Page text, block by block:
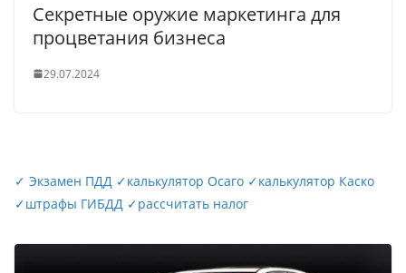
Секретные оружие маркетинга для
процветания бизнеса
29.07.2024
✓ Экзамен ПДД ✓калькулятор Осаго ✓калькулятор Каско
✓штрафы ГИБДД ✓рассчитать налог